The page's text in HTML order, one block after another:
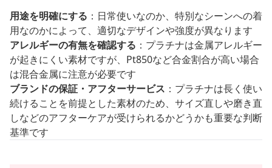
用途を明確にする ：日常使いなのか、特別なシーンへの着
用なのかによって、適切なデザインや強度が異なります
アレルギーの有無を確認する ：プラチナは金属アレルギー
が起きにくい素材ですが、Pt850など合金割合が高い場合
は混合金属に注意が必要です
ブランドの保証・アフターサービス ：プラチナは長く使い
続けることを前提とした素材のため、サイズ直しや磨き直
しなどのアフターケアが受けられるかどうかも重要な判断
基準です